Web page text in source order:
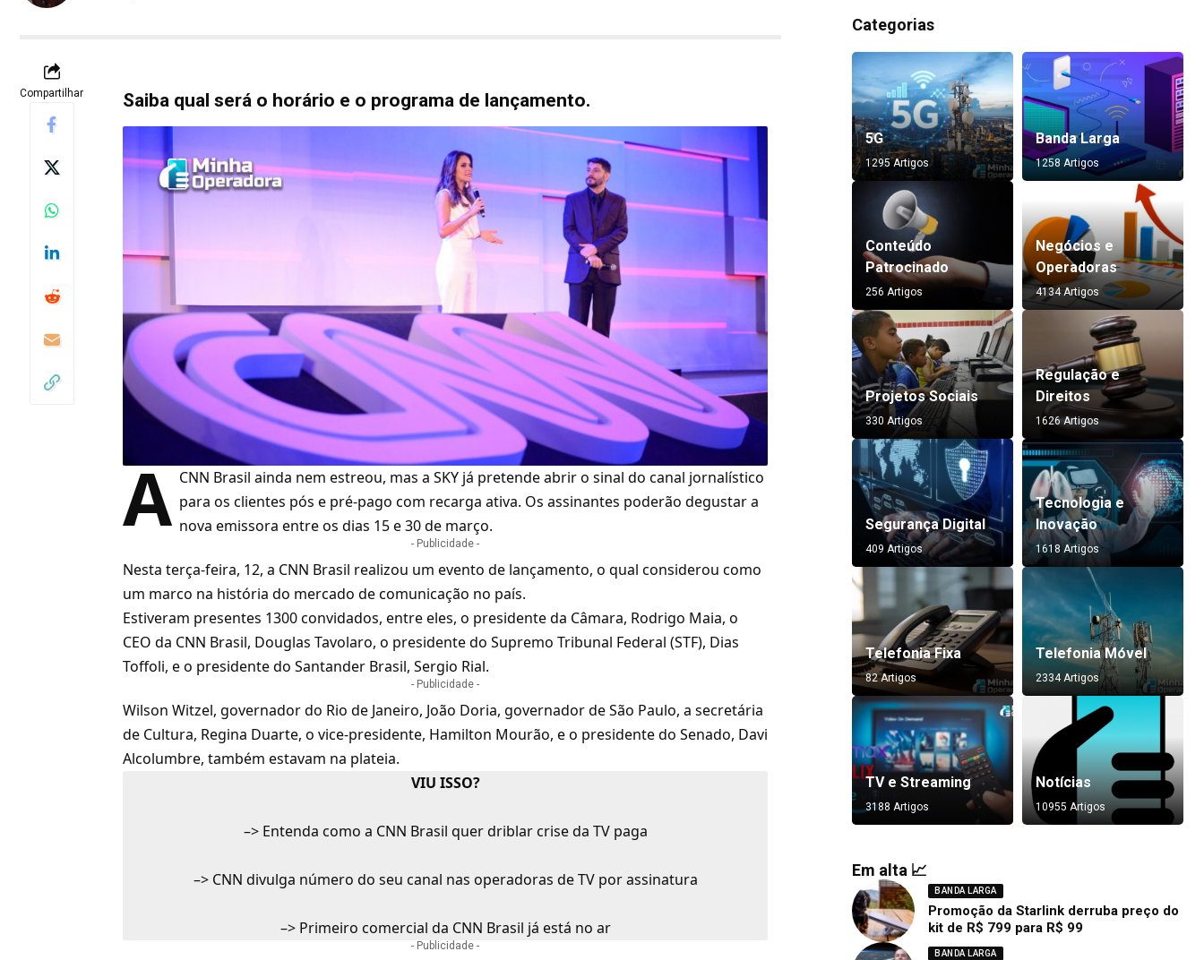
Compartilhar Saiba qual será o horário e o programa de lançamento.
A CNN Brasil ainda nem estreou, mas aSKY já pretende abrir o sinal do canal jornalístico
para os clientes pós e pré-pago com recarga ativa. Os assinantes poderão degustar a
nova emissora entre os dias 15 e 30 de março.
- Publicidade -
Nesta terça-feira, 12, a CNN Brasil realizou um evento de lançamento, o qual considerou como
um marco na história do mercado de comunicação no país.
Estiveram presentes 1300 convidados, entre eles, o presidente da Câmara, Rodrigo Maia, o
CEO da CNN Brasil, Douglas Tavolaro, o presidente do Supremo Tribunal Federal (STF), Dias
Toffoli, e o presidente do Santander Brasil, Sergio Rial.
- Publicidade -
Wilson Witzel, governador do Rio de Janeiro, João Doria, governador de São Paulo, a secretária
de Cultura, Regina Duarte, o vice-presidente, Hamilton Mourão, e o presidente do Senado, Davi
Alcolumbre, também estavam na plateia.
VIU ISSO?
–> Entenda como a CNN Brasil quer driblar crise da TV paga
–> CNN divulga número do seu canal nas operadoras de TV por assinatura
–> Primeiro comercial da CNN Brasil já está no ar
- Publicidade -
Categorias
5G
1295 Artigos
Banda Larga
1258 Artigos
Conteúdo
Patrocinado
256 Artigos
Negócios e
Operadoras
4134 Artigos
Projetos Sociais
330 Artigos
Regulação e
Direitos
1626 Artigos
Segurança Digital
409 Artigos
Tecnologia e
Inovação
1618 Artigos
Telefonia Fixa
82 Artigos
Telefonia Móvel
2334 Artigos
TV e Streaming
3188 Artigos
Notícias
10955 Artigos
Em alta 📈
BANDA LARGA
Promoção da Starlink derruba preço do
kit de R$ 799 para R$ 99
BANDA LARGA